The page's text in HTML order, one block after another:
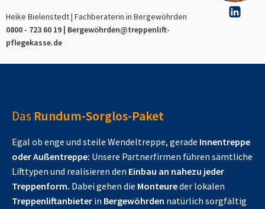
Heike Bielenstedt | Fachberaterin in Bergewöhrden
0800 - 723 60 19 | Bergewöhrden@treppenlift-
pflegekasse.de
Das Rundum-Sorglos-Paket
Egal ob enge und steile Wendeltreppe, gerade Innentreppe
oder Außentreppe: Unsere Partnerfirmen führen sämtliche
Lifttypen und realisieren den Einbau an nahezu jeder
Treppenform. Dabei gehen die Monteureder lokalen
Treppenliftanbieter in Bergewöhrden natürlich sorgfältig